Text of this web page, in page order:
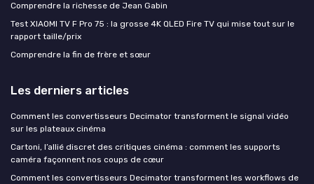
Comprendre la richesse de Jean Gabin
Test XIAOMI TV F Pro 75 : la grosse 4K QLED Fire TV qui mise tout sur le
rapport taille/prix
Comprendre la fin de frère et sœur
Les derniers articles
Comment les convertisseurs Decimator transforment le signal vidéo
sur les plateaux cinéma
Cartoni, l’allié discret des critiques cinéma : comment les supports
caméra façonnent nos coups de cœur
Comment les convertisseurs Decimator transforment les workflows de